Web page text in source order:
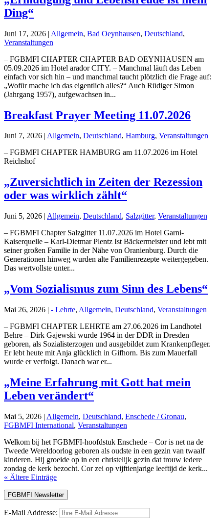
Ding“
Juni 17, 2026 | Allgemein, Bad Oeynhausen, Deutschland,
Veranstaltungen
– FGBMFI CHAPTER CHAPTER BAD OEYNHAUSEN am
05.09.2026 im Hotel arador CITY. – Manchmal läuft das Leben
einfach vor sich hin – und manchmal taucht plötzlich die Frage auf:
„Wofür mache ich das eigentlich alles?“ Auch Rüdiger Simon
(Jahrgang 1957), aufgewachsen in...
Breakfast Prayer Meeting 11.07.2026
Juni 7, 2026 | Allgemein, Deutschland, Hamburg, Veranstaltungen
– FGBMFI CHAPTER HAMBURG am 11.07.2026 im Hotel
Reichshof –
„Zuversichtlich in Zeiten der Rezession
oder was wirklich zählt“
Juni 5, 2026 | Allgemein, Deutschland, Salzgitter, Veranstaltungen
– FGBMFI Chapter Salzgitter 11.07.2026 im Hotel Garni-
Kaiserquelle – Karl-Dietmar Plentz Ist Bäckermeister und lebt mit
seiner großen Familie in der Nähe von Oranienburg. Durch die
Generationen hinweg wurden alte Familienrezepte weitergegeben.
Das wertvollste unter...
„Vom Sozialismus zum Sinn des Lebens“
Mai 26, 2026 | - Lehrte, Allgemein, Deutschland, Veranstaltungen
– FGBMFI CHAPTER LEHRTE am 27.06.2026 im Landhotel
Behre – Dirk Gajewski wurde 1964 in der DDR in Dresden
geboren, als Sozialisterzogen und ausgebildet zum Krankenpfleger.
Er lebt heute mit Anja glücklich in Gifhorn. Bis zum Mauerfall
wurde er verfolgt. Danach war er...
„Meine Erfahrung mit Gott hat mein
Leben verändert“
Mai 5, 2026 | Allgemein, Deutschland, Enschede / Gronau,
FGBMFI International, Veranstaltungen
Welkom bij het FGBMFI-hoofdstuk Enschede – Cor is net na de
Tweede Wereldoorlog geboren als oudste in een gezin van twaalf
kinderen. Hij groeide op in een christelijk gezin dat trouw iedere
zondag de kerk bezocht. Cor zei op vijftienjarige leeftijd de kerk...
« Ältere Einträge
E-Mail Addresse: